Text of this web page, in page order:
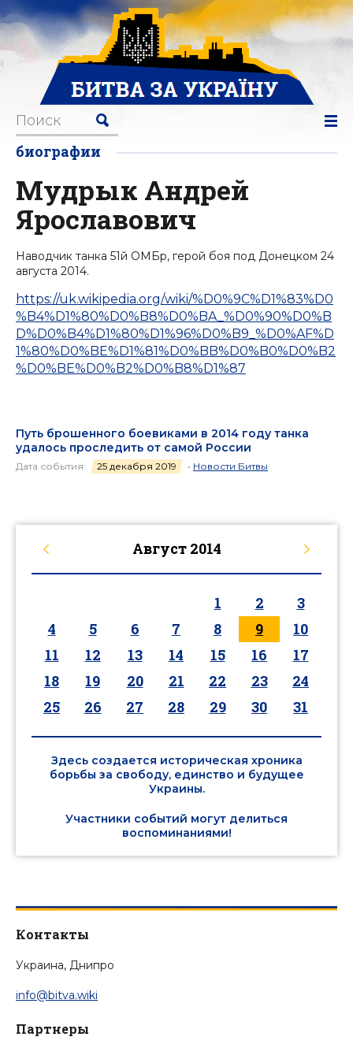
биографии
Мудрык Андрей
Ярославович
Наводчик танка 51й ОМБр, герой боя под Донецком 24
августа 2014.
https://uk.wikipedia.org/wiki/%D0%9C%D1%83%D0
%B4%D1%80%D0%B8%D0%BA_%D0%90%D0%B
D%D0%B4%D1%80%D1%96%D0%B9_%D0%AF%D
1%80%D0%BE%D1%81%D0%BB%D0%B0%D0%B2
%D0%BE%D0%B2%D0%B8%D1%87
Путь брошенного боевиками в 2014 году танка
удалось проследить от самой России
Дата события: 25 декабря 2019 • Новости Битвы
Август 2014
1 2
3
4
5 6 7 8 9
10
11
12 13 14 15 16
17
18
19 20 21 22 23
24
25
26 27 28 29 30 31
Здесь создается историческая хроника
борьбы за свободу, единство и будущее
Украины.
Участники событий могут делиться
воспоминаниями!
Контакты
Украина, Днипро
info@bitva.wiki
Партнеры